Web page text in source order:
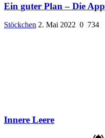
Ein guter Plan – Die App
Stöckchen 2. Mai 2022 0 734
Innere Leere